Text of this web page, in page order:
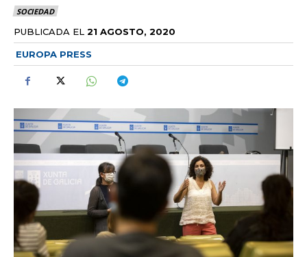
SOCIEDAD
PUBLICADA EL 21 AGOSTO, 2020
EUROPA PRESS